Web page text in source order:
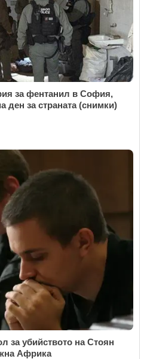
за фентанил в София,
ден за страната (снимки)
за убийството на Стоян
Африка